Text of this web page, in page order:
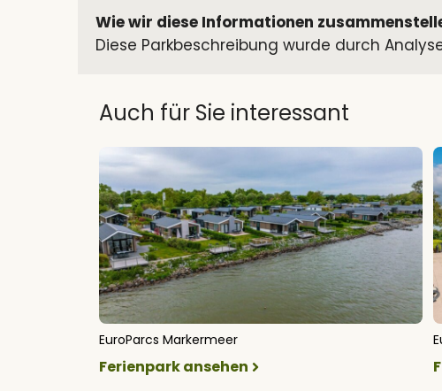
Wie wir diese Informationen
Diese Parkbeschreibung wurde durch
Auch für Sie interessant
EuroParcs Markermeer
Ferienpark ansehen